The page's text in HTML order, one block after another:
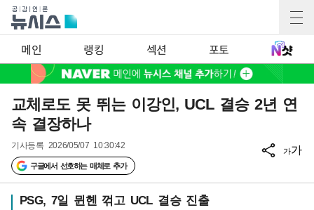
메인 랭킹 섹션 포토
교체로도 못 뛰는 이강인, UCL 결승 2년 연
속 결장하나
기사등록 2026/05/07 10:30:42
구글에서 선호하는 매체로 추가
가가
PSG, 7일 뮌헨 꺾고 UCL 결승 진출